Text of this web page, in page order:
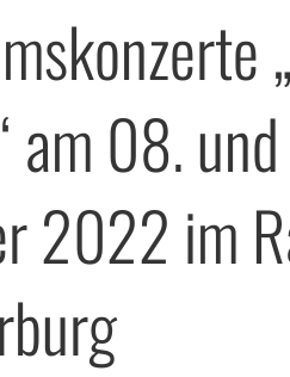
am 08.
2022 im